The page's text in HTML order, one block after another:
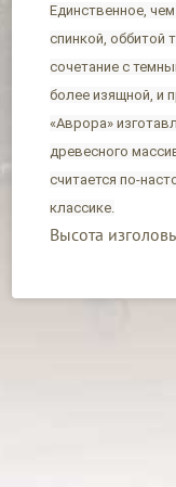
Единственное,
спинкой, оббитой
сочетание с
более изящной, и
«Аврора»
древесного
считается по-
классике.
Высота